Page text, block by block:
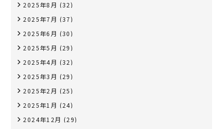
2025年8月 (32)
2025年7月 (37)
2025年6月 (30)
2025年5月 (29)
2025年4月 (32)
2025年3月 (29)
2025年2月 (25)
2025年1月 (24)
2024年12月 (29)